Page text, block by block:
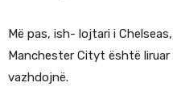
Më pas, ish- lojtari i
Manchester Cityt është
vazhdojnë.